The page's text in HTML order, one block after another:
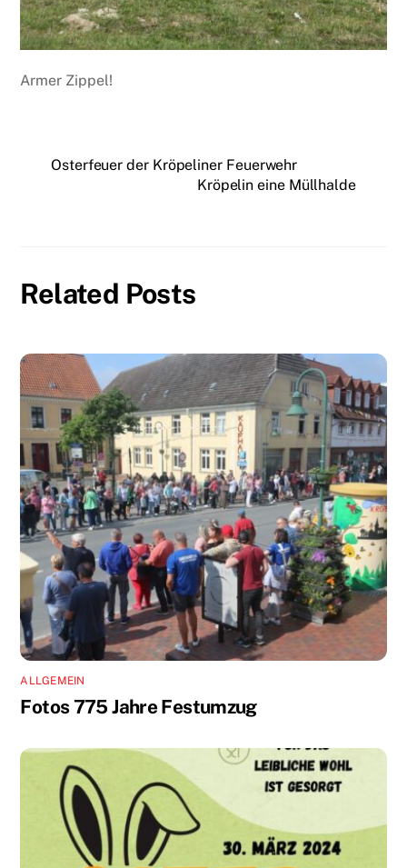
Armer Zippel!
Osterfeuer der Kröpeliner Feuerwehr
Kröpelin eine Müllhalde
Related Posts
ALLGEMEIN
Fotos 775 Jahre Festumzug